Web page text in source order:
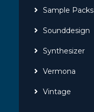
Sample Packs
Sounddesign
Synthesizer
Vermona
Vintage